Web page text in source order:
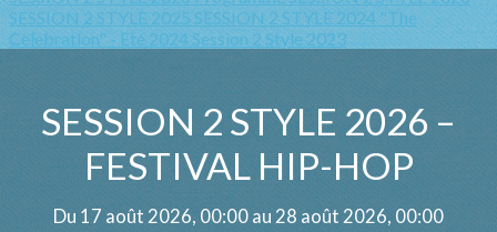
SESSION 2 STYLE 2025SESSION 2 STYLE 2024 "The
Celebration" - Eté 2024Session 2 Style 2023
SESSION 2 STYLE 2026 –
FESTIVAL HIP-HOP
Du 17 août 2026, 00:00 au 28 août 2026, 00:00